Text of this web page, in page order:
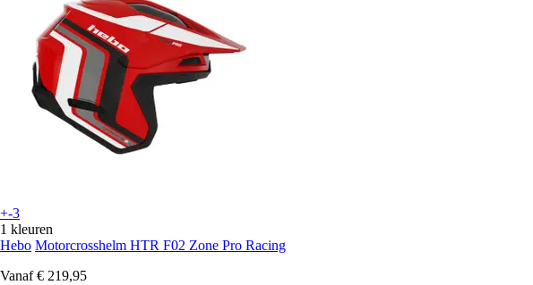
+-3
1 kleuren
Hebo Motorcrosshelm HTR F02 Zone Pro Racing
Vanaf € 219,95